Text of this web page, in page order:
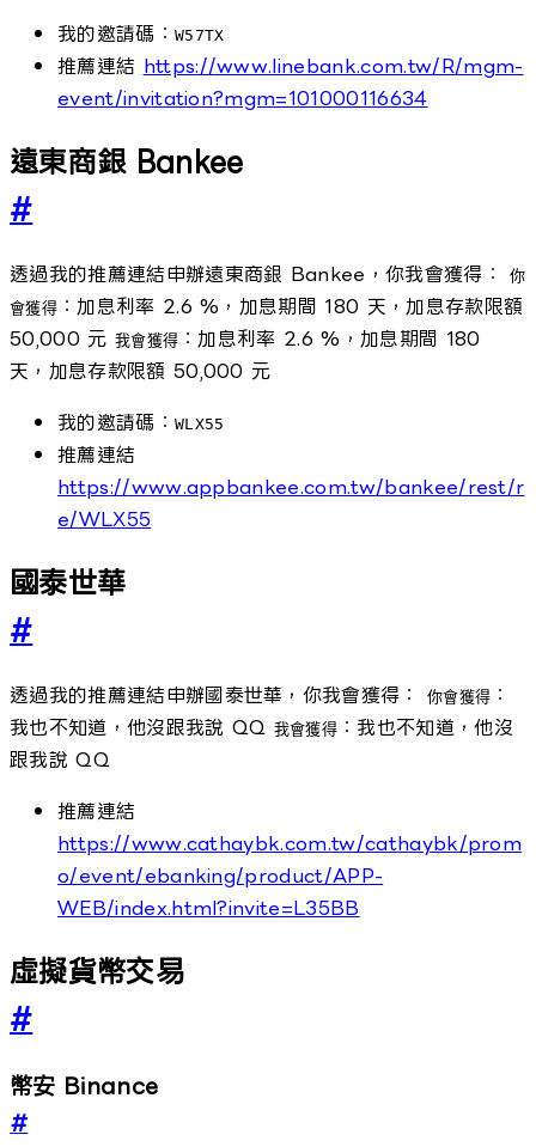
我的邀請碼： W57TX
推薦連結https://www.linebank.com.tw/R/mgm-
event/invitation?mgm=101000116634
遠東商銀 Bankee
#
透過我的推薦連結申辦遠東商銀 Bankee，你我會獲得：你
會獲得：加息利率 2.6 %，加息期間 180 天，加息存款限額
50,000 元 我會獲得 ：加息利率 2.6 %，加息期間 180
天，加息存款限額 50,000 元
我的邀請碼： WLX55
推薦連結
https://www.appbankee.com.tw/bankee/rest/r
e/WLX55
國泰世華
#
透過我的推薦連結申辦國泰世華，你我會獲得：你會獲得 ：
我也不知道，他沒跟我說 QQ 我會獲得 ：我也不知道，他沒
跟我說 QQ
推薦連結
https://www.cathaybk.com.tw/cathaybk/prom
o/event/ebanking/product/APP-
WEB/index.html?invite=L35BB
虛擬貨幣交易
#
幣安 Binance
#